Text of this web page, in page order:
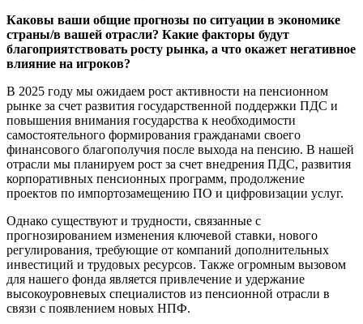
Каковы ваши общие прогнозы по ситуации в экономике
страны/в вашей отрасли? Какие факторы будут
благоприятствовать росту рынка, а что окажет негативное
влияние на игроков?
В 2025 году мы ожидаем рост активности на пенсионном
рынке за счет развития государственной поддержки ПДС и
повышения внимания государства к необходимости
самостоятельного формирования гражданами своего
финансового благополучия после выхода на пенсию. В нашей
отрасли мы планируем рост за счет внедрения ПДС, развития
корпоративных пенсионных программ, продолжение
проектов по импортозамещению ПО и цифровизации услуг.
Однако существуют и трудности, связанные с
прогнозированием изменения ключевой ставки, нового
регулирования, требующие от компаний дополнительных
инвестиций и трудовых ресурсов. Также огромным вызовом
для нашего фонда является привлечение и удержание
высокоуровневых специалистов из пенсионной отрасли в
связи с появлением новых НПФ.